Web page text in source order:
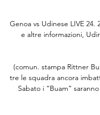
Genoa vs Udinese LIVE 24.
e altre informazioni,
(comun. stampa Rittner
tre le squadra ancora
Sabato i “Buam”